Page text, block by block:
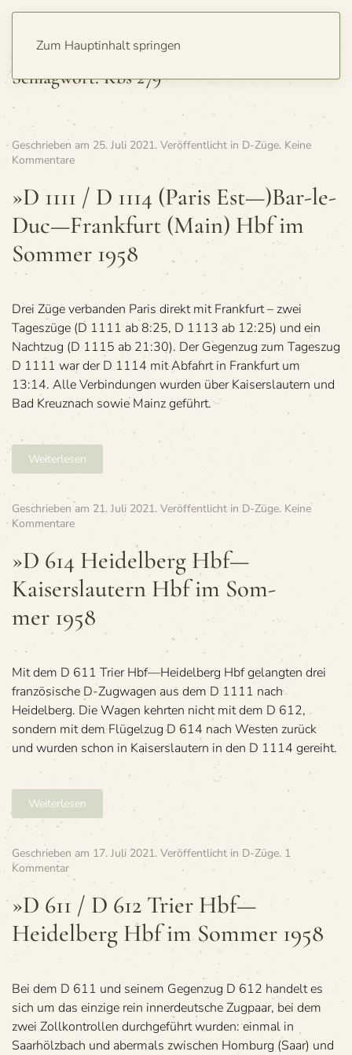
Zum Hauptinhalt springen
Schlagwort:Kbs 279
Geschrieben am 25. Juli 2021. Veröffentlicht in D-Züge. Keine
Kommentarezu
1111
/
D 1114
(Paris
Est
—)Bar-
Duc
—
Frankfurt
(Main)
Hbf
im
Som­
mer 1958
»D 1111 / D 1114 (Paris Est—)Bar-le-
Duc—Frankfurt (Main) Hbf im
Som­mer 1958
Drei Züge verbanden Paris direkt mit Frankfurt – zwei
Tageszüge (D 1111 ab 8:25, D 1113 ab 12:25) und ein
Nachtzug (D 1115 ab 21:30). Der Gegenzug zum Tageszug
D 1111 war der D 1114 mit Abfahrt in Frankfurt um
13:14. Alle Verbindungen wurden über Kaiserslautern und
Bad Kreuznach sowie Mainz geführt.
Weiterlesen
Geschrieben am 21. Juli 2021. Veröffentlicht in D-Züge. Keine
Kommentarezu
614
Hei­
del­
berg
Hbf
—
im
Som­
mer 1958
»D 614 Hei­del­berg Hbf—
Kaiserslautern Hbf im Som­
mer 1958
Mit dem D 611 Trier Hbf—Heidelberg Hbf gelangten drei
französische D-Zugwagen aus dem D 1111 nach
Heidelberg. Die Wagen kehrten nicht mit dem D 612,
sondern mit dem Flügelzug D 614 nach Westen zurück
und wurden schon in Kaiserslautern in den D 1114 gereiht.
Weiterlesen
Geschrieben am 17. Juli 2021. Veröffentlicht in D-Züge. 1
Kommentarzu
»D
611
/
D 612
Trier
Heidelberg
Hbf
im
Som­
mer 1958
»D 611 / D 612 Trier Hbf—
Heidelberg Hbf im Som­mer 1958
Bei dem D 611 und seinem Gegenzug D 612 handelt es
sich um das einzige rein innerdeutsche Zugpaar, bei dem
zwei Zollkontrollen durchgeführt wurden: einmal in
Saarhölzbach und abermals zwischen Homburg (Saar) und